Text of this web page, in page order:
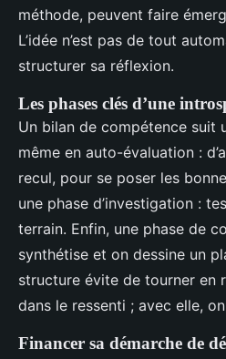
méthode, peuvent faire
L’idée n’est pas de tout
structurer sa réflexion.
Les phases clés d’une
Un bilan de compétence suit
même en auto-évaluation :
recul, pour se poser les
une phase d’investigation :
terrain. Enfin, une phase de
synthétise et on dessine un
structure évite de tourner en
dans le ressenti ; avec elle,
Financer sa démarche de